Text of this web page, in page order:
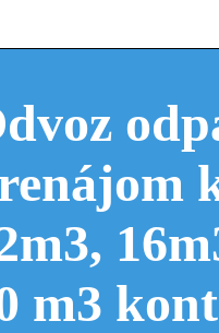
Odvoz odpadu
Odvoz odpadu
m3